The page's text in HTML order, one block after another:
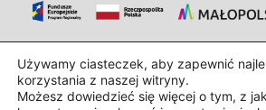
Zaprojektowanie i wdrożenie:
Używamy ciasteczek, aby zapewnić
korzystania z naszej witryny.
Możesz dowiedzieć się więcej o tym, z